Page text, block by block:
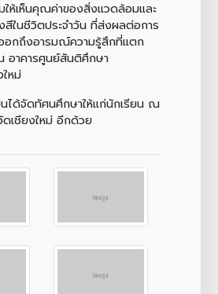
ให้เห็นคุณค่าของสิ่งแวดล้อมและ
ในชีวิตประจำวัน ที่ส่งผลต่อการ
อกถึงอารมณ์ความรู้สึกที่แตก
อาคารศูนย์สันติศึกษา
หม่
ได้จัดทัศนศึกษาให้แก่นักเรียน ณ
เชียงใหม่ อีกด้วย